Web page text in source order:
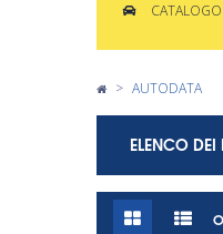
CATALOGO
> AUTODATA
ELENCO DEI